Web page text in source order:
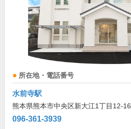
所在地・電話番号
水前寺駅
熊本県熊本市中央区新大江1丁目12-16
096-361-3939